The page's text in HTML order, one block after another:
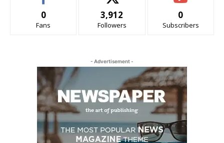
0
Fans
3,912
Followers
0
Subscribers
- Advertisement -